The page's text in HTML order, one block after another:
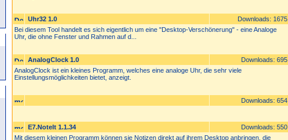
Uhr32 1.0
Downloads: 1675
Bei diesem Tool handelt es sich eigentlich um eine "Desktop-Verschönerung" - eine Analoge
Uhr, die ohne Fenster und Rahmen auf d...
AnalogClock 1.0
Downloads: 695
AnalogClock ist ein kleines Programm, welches eine analoge Uhr, die sehr viele
Einstellungsmöglichkeiten bietet, anzeigt.
Downloads: 654
E7.NoteIt 1.1.34
Downloads: 550
Mit diesem kleinen Programm können sie Notizen direkt auf ihrem Desktop anbringen, die